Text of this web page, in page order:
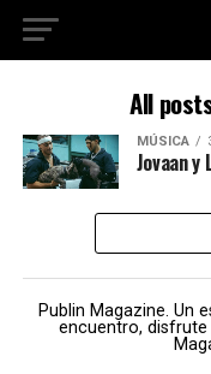
All
MÚSICA
Jovaan y
Publin Magazine. Un
encuentro,